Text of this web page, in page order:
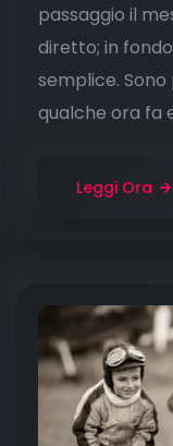
passaggio il
diretto; in
semplice.
qualche ora fa
Leggi Ora